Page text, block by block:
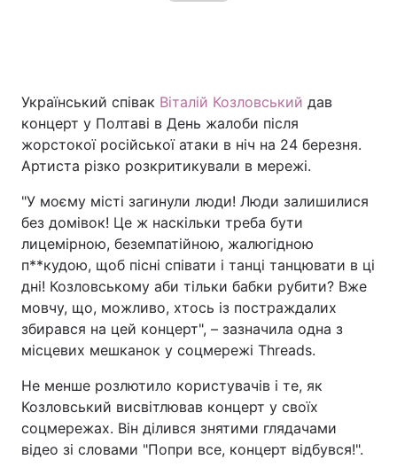
Український співак Віталій Козловський дав
концерт у Полтаві в День жалоби після
жорстокої російської атаки в ніч на 24 березня.
Артиста різко розкритикували в мережі.
"У моєму місті загинули люди! Люди залишилися
без домівок! Це ж наскільки треба бути
лицемірною, беземпатійною, жалюгідною
п**кудою, щоб пісні співати і танці танцювати в ці
дні! Козловському аби тільки бабки рубити? Вже
мовчу, що, можливо, хтось із постраждалих
збирався на цей концерт", – зазначила одна з
місцевих мешканок у соцмережі Threads.
Не менше розлютило користувачів і те, як
Козловський висвітлював концерт у своїх
соцмережах. Він ділився знятими глядачами
відео зі словами "Попри все, концерт відбувся!".